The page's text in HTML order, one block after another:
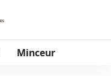
Minceur